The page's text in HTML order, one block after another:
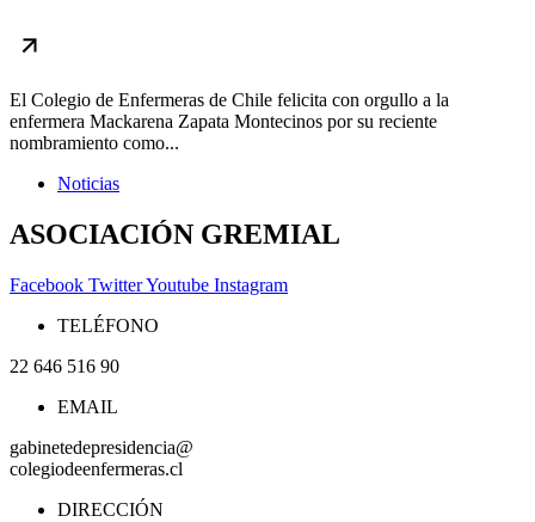
El Colegio de Enfermeras de Chile felicita con orgullo a la
enfermera Mackarena Zapata Montecinos por su reciente
nombramiento como...
Noticias
ASOCIACIÓN GREMIAL
Facebook TwitterYoutube Instagram
TELÉFONO
22 646 516 90
EMAIL
gabinetedepresidencia@
colegiodeenfermeras.cl
DIRECCIÓN